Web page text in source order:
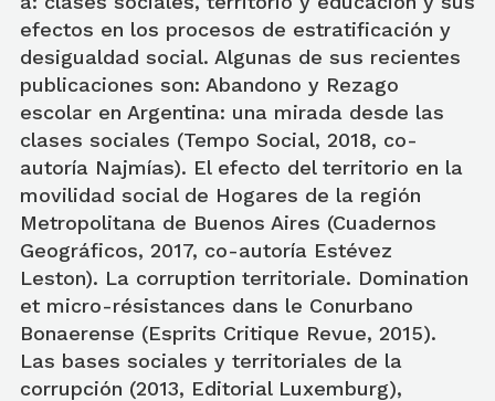
efectos en los procesos de estratificación y
desigualdad social. Algunas de sus recientes
publicaciones son: Abandono y Rezago
escolar en Argentina: una mirada desde las
clases sociales (Tempo Social, 2018, co-
autoría Najmías). El efecto del territorio en la
movilidad social de Hogares de la región
Metropolitana de Buenos Aires (Cuadernos
Geográficos, 2017, co-autoría Estévez
Leston). La corruption territoriale. Domination
et micro-résistances dans le Conurbano
Bonaerense (Esprits Critique Revue, 2015).
Las bases sociales y territoriales de la
corrupción (2013, Editorial Luxemburg),